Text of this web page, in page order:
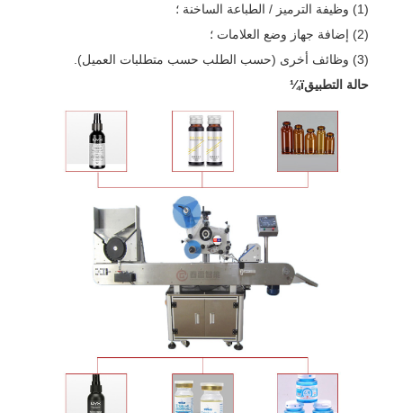
(1) وظيفة الترميز / الطباعة الساخنة ؛
(2) إضافة جهاز وضع العلامات ؛
(3) وظائف أخرى (حسب الطلب حسب متطلبات العميل).
حالة التطبيقï¼